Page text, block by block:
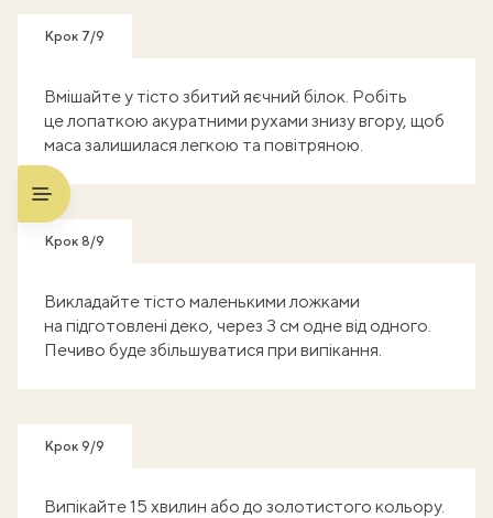
Крок 7/9
Вмішайте у тісто збитий яєчний білок. Робіть
це лопаткою акуратними рухами знизу вгору, щоб
маса залишилася легкою та повітряною.
Крок 8/9
Викладайте тісто маленькими ложками
на підготовлені деко, через 3 см одне від одного.
Печиво буде збільшуватися при випікання.
Крок 9/9
Випікайте 15 хвилин або до золотистого кольору.